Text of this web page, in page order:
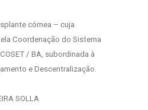
córnea – cuja
Coordenação do Sistema
/ BA, subordinada à
e Descentralização.
SOLLA